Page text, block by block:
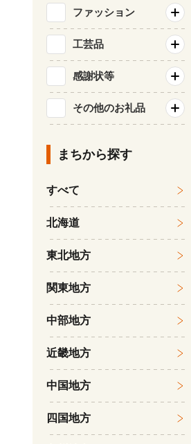
ファッション
工芸品
感謝状等
その他のお礼品
まちから探す
すべて
北海道
東北地方
関東地方
中部地方
近畿地方
中国地方
四国地方